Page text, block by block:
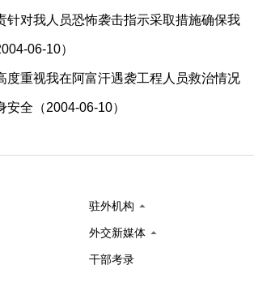
针对我人员恐怖袭击指示采取措施确保我
06-10）
度重视我在阿富汗遇袭工程人员救治情况
安全（2004-06-10）
驻外机构
外交新媒体
干部考录